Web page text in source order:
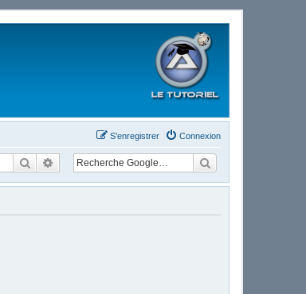
Connexion
S’enregistrer
RechercherRecherche avancée